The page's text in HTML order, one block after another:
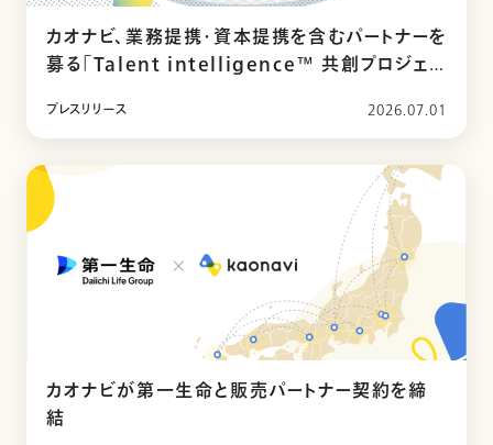
カオナビ、業務提携・資本提携を含むパートナーを
募る「Talent intelligence™ 共創プロジェク
プレスリリース 2026.07.01
カオナビが第一生命と販売パートナー契約を締
結